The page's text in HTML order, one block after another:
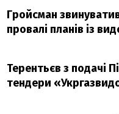
Гройсман
провалі планів із
Терентьєв з подачі
тендери